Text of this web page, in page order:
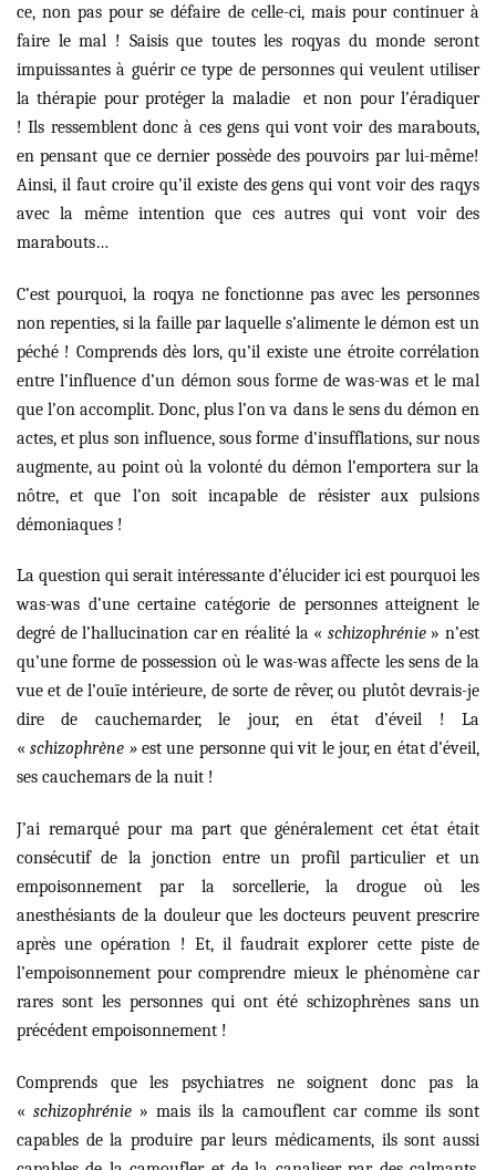
ce, non pas pour se défaire de celle-ci, mais pour continuer à
faire le mal ! Saisis que toutes les roqyas du monde seront
impuissantes à guérir ce type de personnes qui veulent utiliser
la thérapie pour protéger la maladie et non pour l’éradiquer
!Ils ressemblent donc à ces gens qui vont voir des marabouts,
en pensant que ce dernier possède des pouvoirs par lui-même!
Ainsi, il faut croire qu’il existe des gens qui vont voir des raqys
avec la même intention que ces autres qui vont voir des
marabouts…
C’est pourquoi, la roqya ne fonctionne pas avec les personnes
non repenties, si la faille par laquelle s’alimente le démon est un
péché ! Comprends dès lors, qu’il existe une étroite corrélation
entre l’influence d’un démon sous forme de was-was et le mal
que l’on accomplit. Donc, plus l’on va dans le sens du démon en
actes, et plus son influence, sous forme d’insufflations, sur nous
augmente, au point où la volonté du démon l’emportera sur la
nôtre, et que l’on soit incapable de résister aux pulsions
démoniaques !
La question qui serait intéressante d’élucider ici est pourquoi les
was-was d’une certaine catégorie de personnes atteignent le
degré de l’hallucination car en réalité la « schizophrénie» n’est
qu’une forme de possession où le was-was affecte les sens de la
vue et de l’ouïe intérieure, de sorte de rêver, ou plutôt devrais-je
dire de cauchemarder, le jour, en état d’éveil ! La
«schizophrène »est une personne qui vit le jour, en état d’éveil,
ses cauchemars de la nuit !
J’ai remarqué pour ma part que généralement cet état était
consécutif de la jonction entre un profil particulier et un
empoisonnement par la sorcellerie, la drogue où les
anesthésiants de la douleur que les docteurs peuvent prescrire
après une opération ! Et, il faudrait explorer cette piste de
l’empoisonnement pour comprendre mieux le phénomène car
rares sont les personnes qui ont été schizophrènes sans un
précédent empoisonnement !
Comprends que les psychiatres ne soignent donc pas la
« schizophrénie » mais ils la camouflent car comme ils sont
capables de la produire par leurs médicaments, ils sont aussi